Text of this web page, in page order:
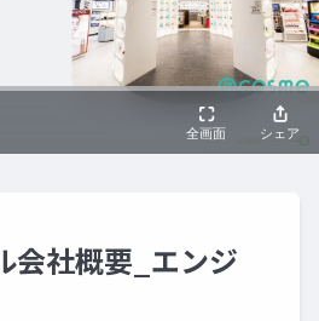
会社概要_エンジ